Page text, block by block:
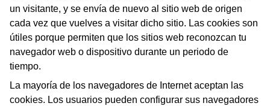
un visitante, y se envía de nuevo al sitio web de origen
cada vez que vuelves a visitar dicho sitio. Las cookies son
útiles porque permiten que los sitios web reconozcan tu
navegador web o dispositivo durante un periodo de
tiempo.
La mayoría de los navegadores de Internet aceptan las
cookies. Los usuarios pueden configurar sus navegadores